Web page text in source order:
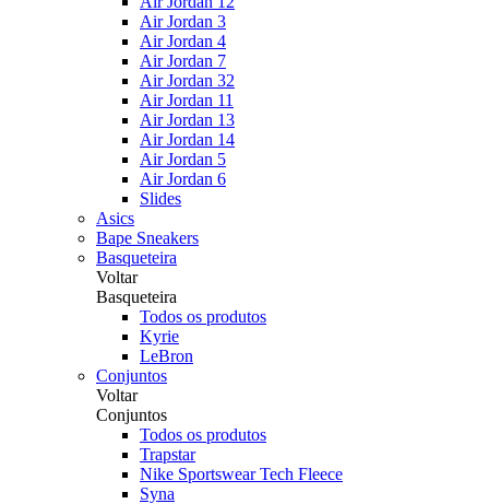
Air Jordan 3
Air Jordan 4
Air Jordan 7
Air Jordan 32
Air Jordan 11
Air Jordan 13
Air Jordan 14
Air Jordan 5
Air Jordan 6
Slides
Asics
Bape Sneakers
Basqueteira
Voltar
Basqueteira
Todos os produtos
Kyrie
LeBron
Conjuntos
Voltar
Conjuntos
Todos os produtos
Trapstar
Nike Sportswear Tech Fleece
Syna